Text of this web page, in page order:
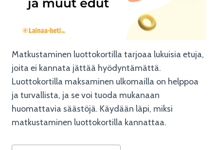
Matkustaminen luottokortilla tarjoaa lukuisia etuja,
joita ei kannata jättää hyödyntämättä.
Luottokortilla maksaminen ulkomailla on helppoa
ja turvallista, ja se voi tuoda mukanaan
huomattavia säästöjä. Käydään läpi, miksi
matkustaminen luottokortilla kannattaa.